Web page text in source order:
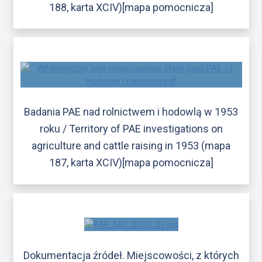
188, karta XCIV)[mapa pomocnicza]
Badania PAE nad rolnictwem i hodowlą w 1953
roku / Territory of PAE investigations on
agriculture and cattle raising in 1953 (mapa
187, karta XCIV)[mapa pomocnicza]
Dokumentacja źródeł. Miejscowości, z których